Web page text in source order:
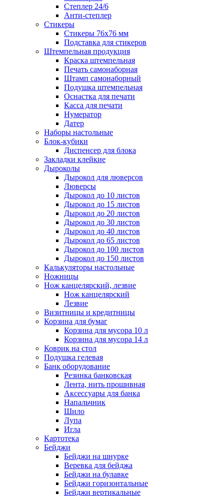
Степлер 24/6
Анти-степлер
Стикеры
Стикеры 76x76 мм
Подставка для стикеров
Штемпельная продукция
Краска штемпельная
Печать самонаборная
Штамп самонаборный
Подушка штемпельная
Оснастка для печати
Касса для печати
Нумератор
Датер
Наборы настольные
Блок-кубики
Диспенсер для блока
Закладки клейкие
Дыроколы
Дырокол для люверсов
Люверсы
Дырокол до 10 листов
Дырокол до 15 листов
Дырокол до 20 листов
Дырокол до 30 листов
Дырокол до 40 листов
Дырокол до 65 листов
Дырокол до 100 листов
Дырокол до 150 листов
Калькуляторы настольные
Ножницы
Нож канцелярский, лезвие
Нож канцелярский
Лезвие
Визитницы и кредитницы
Корзина для бумаг
Корзина для мусора 10 л
Корзина для мусора 14 л
Коврик на стол
Подушка гелевая
Банк оборудование
Резинка банковская
Лента, нить прошивная
Аксессуары для банка
Напальчник
Шило
Лупа
Игла
Картотека
Бейджи
Бейджи на шнурке
Веревка для бейджа
Бейджи на булавке
Бейджи горизонтальные
Бейджи вертикальные